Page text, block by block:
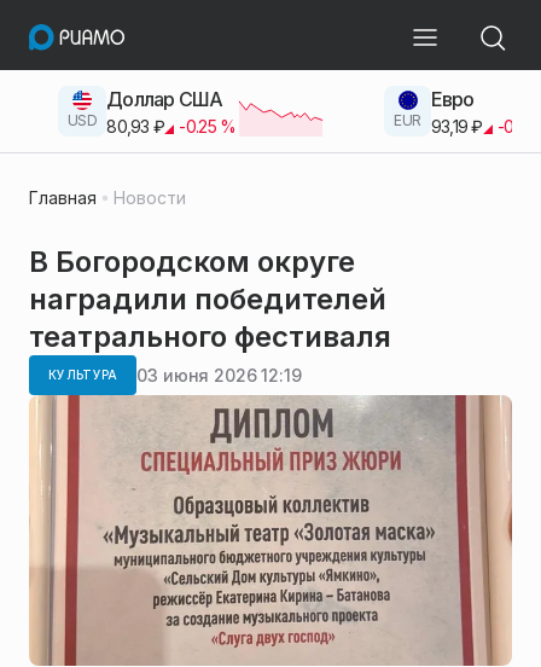
USD
Доллар США
80,93 ₽ -0.25% EUR
Евро
93,19 ₽ -0.42
Главная Новости
В Богородском округе
наградили победителей
театрального фестиваля
КУЛЬТУРА 03 июня 2026 12:19